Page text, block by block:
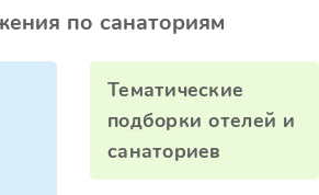
по санаториям
Тематические
подборки отелей и
санаториев